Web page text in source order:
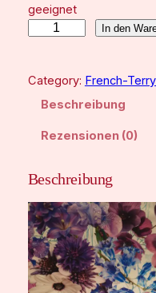
geeignet
m
u
e
r
L
i
l
In den
Category: French-
Beschreibung
Rezensionen (0)
Beschreibung